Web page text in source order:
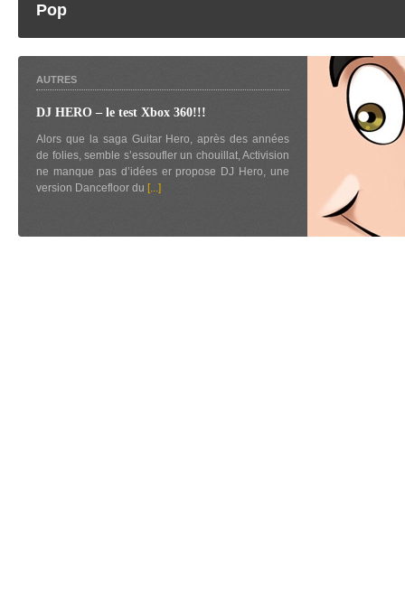
Pop
AUTRES
DJ HERO – le test Xbox 360!!!
Alors que la saga Guitar Hero, après des années
de folies, semble s’essoufler un chouillat, Activision
ne manque pas d’idées er propose DJ Hero, une
version Dancefloor du [...]